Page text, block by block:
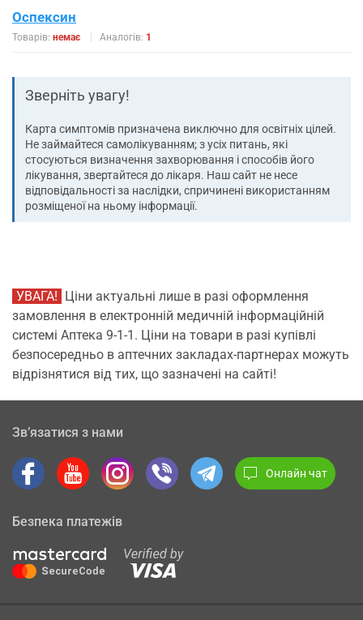
Оспексин
Товарів: немає Аналогів: 1
Зверніть увагу!
Карта симптомів призначена виключно для освітніх цілей.
Не займайтеся самолікуванням; з усіх питань, які
стосуються визначення захворювання і способів його
лікування, звертайтеся до лікаря. Наш сайт не несе
відповідальності за наслідки, спричинені використанням
розміщеної на ньому інформації.
УВАГА! Ціни актуальні лише в разі оформлення
замовлення в електронній медичній інформаційній
системі Аптека 9-1-1. Ціни на товари в разі купівлі
безпосередньо в аптечних закладах-партнерах можуть
відрізнятися від тих, що зазначені на сайті!
Зв’язатися з нами
Онлайн чат
Безпека платежів